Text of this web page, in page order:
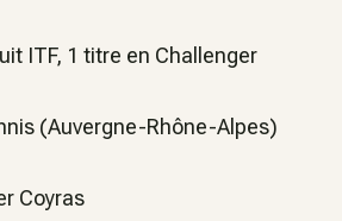
ITF, 1 titre en Challenger
(Auvergne-Rhône-Alpes)
Coyras